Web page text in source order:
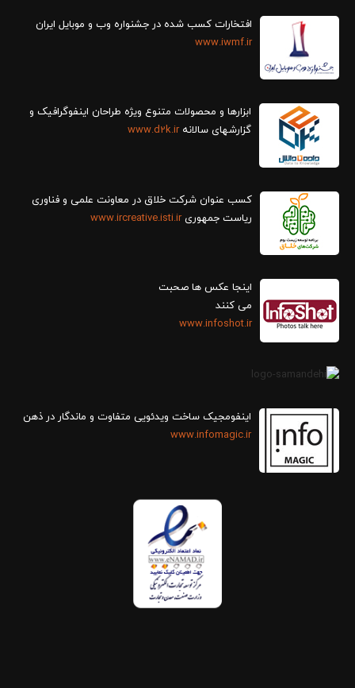
افتخارات کسب شده در جشنواره وب و موبایل ایران
www.iwmf.ir
ابزارها و محصولات متنوع ویژه طراحان اینفوگرافیک و
گزارش‎های سالانه
www.d2k.ir
کسب عنوان شرکت خلاق در معاونت علمی و فناوری
ریاست جمهوریwww.ircreative.isti.ir
اینجا عکس ها صحبت
می کنند
www.infoshot.ir
اینفومجیک ساخت ویدئویی متفاوت و ماندگار در ذهن
www.infomagic.ir